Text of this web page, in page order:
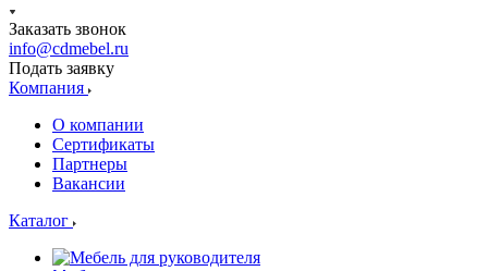
Заказать звонок
info@cdmebel.ru
Подать заявку
Компания
О компании
Сертификаты
Партнеры
Вакансии
Каталог